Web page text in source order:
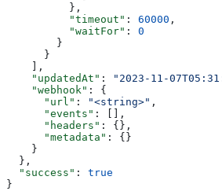
          },
          "timeout"
: 60000 ,
          "waitFor"
: 0
        }
      }
    ],
    "updatedAt"
: "2023-11-
    "webhook"
: {
      "url"
: "<string>" ,
      "events"
: [],
      "headers"
: {},
      "metadata"
: {}
    }
  },
  "success"
: true
}